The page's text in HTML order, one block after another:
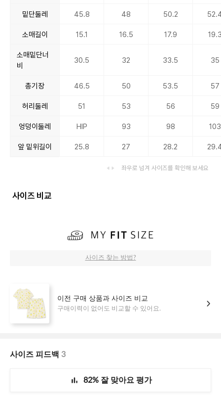
밑단둘레 45.8 48 50.2
소매길이 15.1 16.5 17.9
소매밑단너
비
30.5 32 33.5 35
총기장 46.5 50 53.5 57
허리둘레 51 53 56 59
엉덩이둘레 HIP 93 98 103
앞 밑위길이 25.8 27 28.2
좌우로 넘겨 사이즈를 확인해 보세요
사이즈 비교